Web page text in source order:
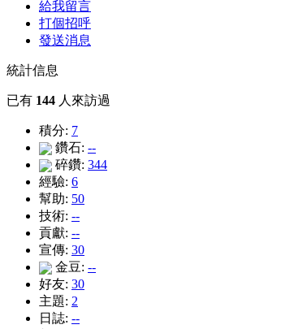
給我留言
打個招呼
發送消息
統計信息
已有 144 人來訪過
積分: 7
鑽石: --
碎鑽: 344
經驗: 6
幫助: 50
技術: --
貢獻: --
宣傳: 30
金豆: --
好友: 30
主題: 2
日誌: --